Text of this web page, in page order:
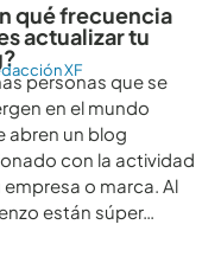
qué frecuencia
actualizar tu
XF
personas que se
en el mundo
abren un blog
con la actividad
empresa o marca. Al
están súper…